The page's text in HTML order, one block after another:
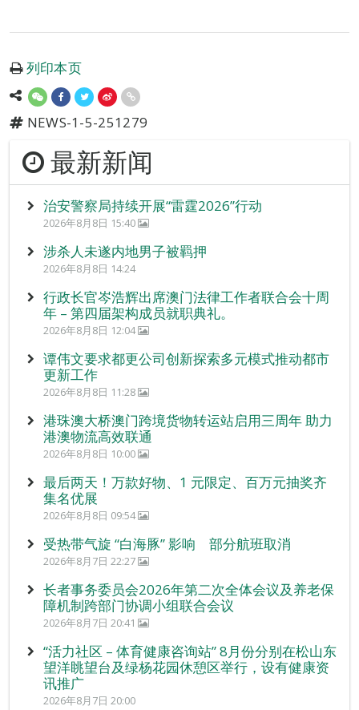
列印本页
NEWS-1-5-251279
最新新闻
治安警察局持续开展“雷霆2026”行动
2026年8月8日 15:40
涉杀人未遂内地男子被羁押
2026年8月8日 14:24
行政长官岑浩辉出席澳门法律工作者联合会十周
年 – 第四届架构成员就职典礼。
2026年8月8日 12:04
谭伟文要求都更公司创新探索多元模式推动都市
更新工作
2026年8月8日 11:28
港珠澳大桥澳门跨境货物转运站启用三周年 助力
港澳物流高效联通
2026年8月8日 10:00
最后两天！万款好物、1 元限定、百万元抽奖齐
集名优展
2026年8月8日 09:54
受热带气旋 “白海豚” 影响 部分航班取消
2026年8月7日 22:27
长者事务委员会2026年第二次全体会议及养老保
障机制跨部门协调小组联合会议
2026年8月7日 20:41
“活力社区 – 体育健康咨询站” 8月份分别在松山东
望洋眺望台及绿杨花园休憩区举行，设有健康资
讯推广
2026年8月7日 20:00